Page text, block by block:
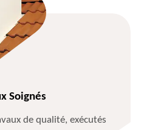
Soignés
de qualité, exécutés